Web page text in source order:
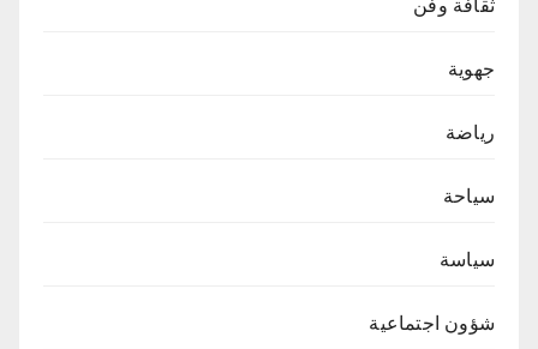
ثقافة وفن
جهوية
رياضة
سياحة
سياسة
شؤون اجتماعية